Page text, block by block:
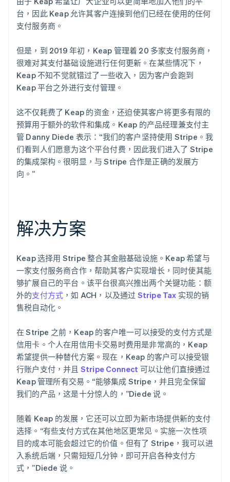
台，因此 Keap 允许其客户连接到他们已经在使用的任何
支付服务商。
但是，到 2019 年初，Keap 管理着 20 多家支付服务商，
很难对其支付基础设施进行任何更新。在某些情况下，
Keap 不知不觉就错过了一些收入，因为客户会跑到
Keap 平台之外进行支付管理。
这不仅耗费了 Keap 的资金，还迫使其客户将更多有限的
预算用于额外的软件和集成。Keap 的产品经理兼支付主
管 Danny Diede 表示：“我们的客户坚持使用 Stripe。我
们看到人们愿意为这个平台付费，因此我们进入了 Stripe
的集成架构。很明显，与 Stripe 合作是正确的发展方
向。”
解决方案
Keap 选择用 Stripe 整合其金融基础设施。Keap 希望与
一家支付服务商合作，帮助其客户实现增长，同时使其能
够扩展自己的平台。该平台很高兴推出两个关键功能：额
外的支付方式 ，如 ACH，以及通过 Stripe Tax 实现的销
售税自动化。
在 Stripe 之前，Keap 的客户唯一可以接受的支付方式是
信用卡。个人在用信用卡交易时费用是非常高的，Keap
希望提供一种替代方案。现在，Keap 的客户可以接受银
行账户支付，并且 Stripe Connect 可以让他们直接通过
Keap 管理所有交易。“能够集成 Stripe，并且完全保留
我们的产品，这是十分惊人的，”Diede 说。
随着 Keap 的发展，它还可以立即为新市场提供新的支付
选择。“有些支付方式在其他地区更常见。实施一次性项
目的成本可能会超过它的价值。但有了 Stripe，我可以进
入系统后端，只需短短几分钟，即可开启各种支付方
式，”Diede 说。